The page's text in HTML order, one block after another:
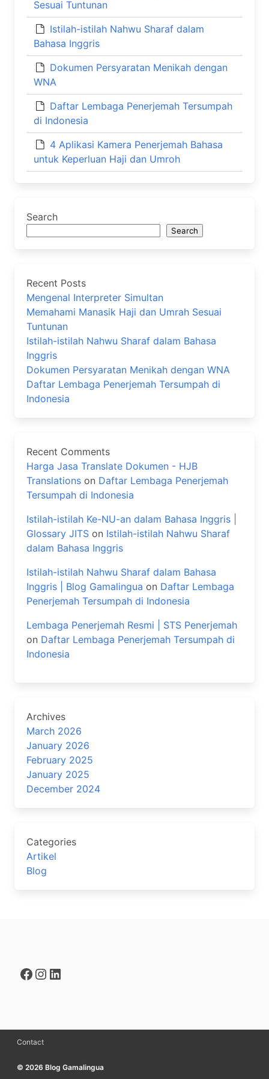
Sesuai Tuntunan
Istilah-istilah Nahwu Sharaf dalam
Bahasa Inggris
Dokumen Persyaratan Menikah dengan
WNA
Daftar Lembaga Penerjemah Tersumpah
di Indonesia
4 Aplikasi Kamera Penerjemah Bahasa
untuk Keperluan Haji dan Umroh
Search
Search
Recent Posts
Mengenal Interpreter Simultan
Memahami Manasik Haji dan Umrah Sesuai
Tuntunan
Istilah-istilah Nahwu Sharaf dalam Bahasa
Inggris
Dokumen Persyaratan Menikah dengan WNA
Daftar Lembaga Penerjemah Tersumpah di
Indonesia
Recent Comments
Harga Jasa Translate Dokumen - HJB
Translations on Daftar Lembaga Penerjemah
Tersumpah di Indonesia
Istilah-istilah Ke-NU-an dalam Bahasa Inggris |
Glossary JITS on Istilah-istilah Nahwu Sharaf
dalam Bahasa Inggris
Istilah-istilah Nahwu Sharaf dalam Bahasa
Inggris | Blog Gamalingua on Daftar Lembaga
Penerjemah Tersumpah di Indonesia
Lembaga Penerjemah Resmi | STS Penerjemah
on Daftar Lembaga Penerjemah Tersumpah di
Indonesia
Archives
March 2026
January 2026
February 2025
January 2025
December 2024
Categories
Artikel
Blog
Facebook
Instagram
LinkedIn
Contact
© 2026 Blog Gamalingua